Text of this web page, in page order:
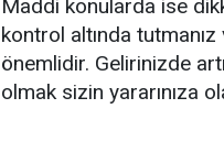
Maddi konularda ise
kontrol altında
önemlidir. Gelirinizde
olmak sizin yararınıza